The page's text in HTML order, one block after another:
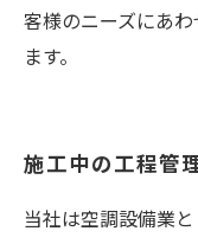
客様のニーズにあ
ます。
施工中の工程管
当社は空調設備業